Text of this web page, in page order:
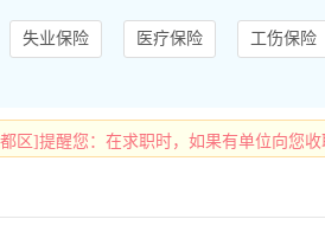
失业保险 医疗保险 工伤保险
区]提醒您：在求职时，如果有单位向您